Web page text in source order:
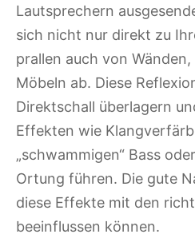
Lautsprechern
sich nicht nur direkt zu
prallen auch von
Möbeln ab. Diese
Direktschall überlagern
Effekten wie
„schwammigen“ Bass
Ortung führen. Die gute
diese Effekte mit den
beeinflussen können.